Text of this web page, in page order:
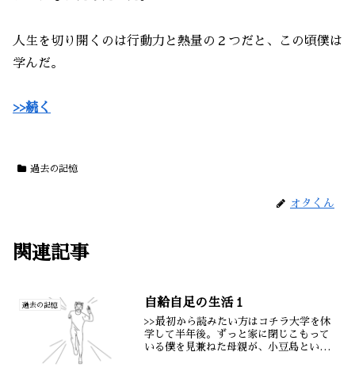
人生を切り開くのは行動力と熱量の２つだと、この頃僕は
学んだ。
>>続く
過去の記憶
オタくん
関連記事
過去の記憶 自給自足の生活１
>>最初から読みたい方はコチラ大学を休
学して半年後。ずっと家に閉じこもって
いる僕を見兼ねた母親が、小豆島という